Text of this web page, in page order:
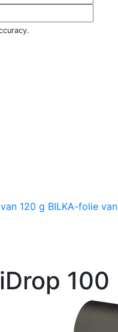
120 g BILKA-folie
100